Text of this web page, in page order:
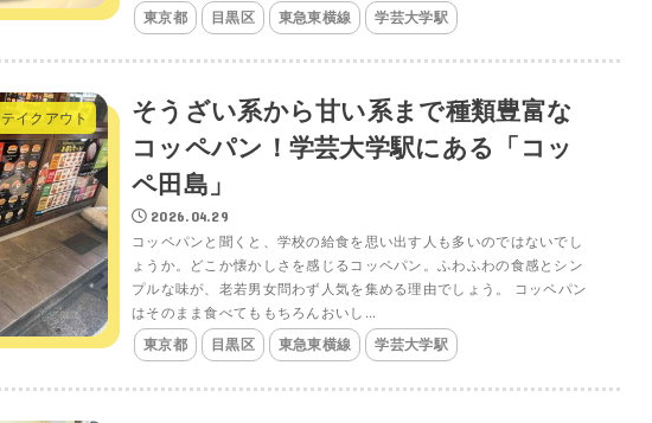
東京都 目黒区 東急東横線 学芸大学駅
テイクアウト
そうざい系から甘い系まで種類豊富な
コッペパン！学芸大学駅にある「コッ
ペ田島」
2026.04.29
コッペパンと聞くと、学校の給食を思い出す人も多いのではないでし
ょうか。どこか懐かしさを感じるコッペパン。ふわふわの食感とシン
プルな味が、老若男女問わず人気を集める理由でしょう。 コッペパン
はそのまま食べてももちろんおいし...
東京都 目黒区 東急東横線 学芸大学駅